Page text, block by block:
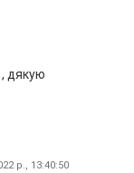
дякую
р., 13:40:50